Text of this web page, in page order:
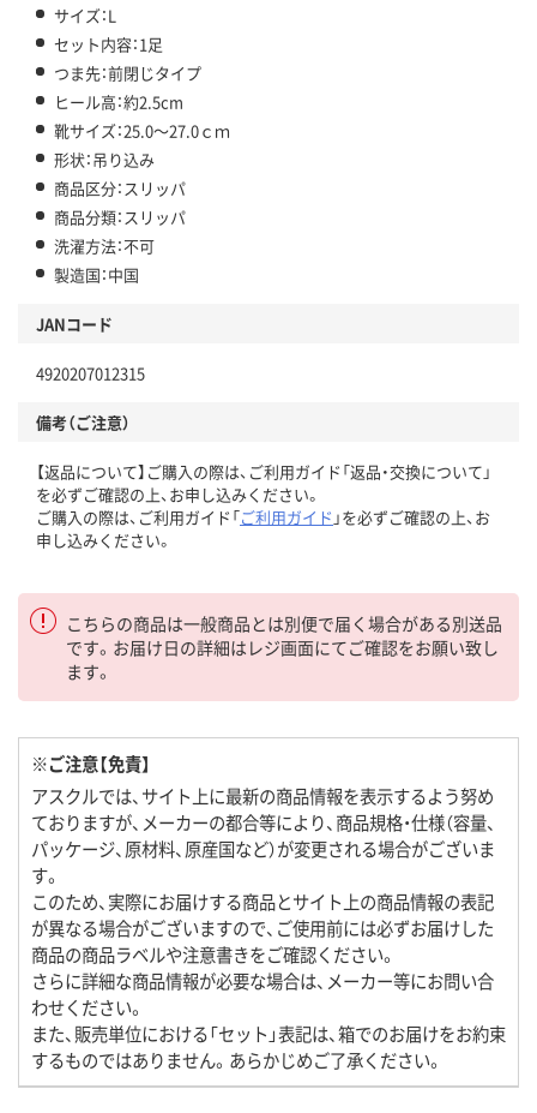
サイズ：L
セット内容：1足
つま先：前閉じタイプ
ヒール高：約2.5cm
靴サイズ：25.0～27.0ｃｍ
形状：吊り込み
商品区分：スリッパ
商品分類：スリッパ
洗濯方法：不可
製造国：中国
JANコード
4920207012315
備考（ご注意）
【返品について】ご購入の際は、ご利用ガイド「返品・交換について」
を必ずご確認の上、お申し込みください。
ご購入の際は、ご利用ガイド「ご利用ガイド 」を必ずご確認の上、お
申し込みください。
こちらの商品は一般商品とは別便で届く場合がある別送品
です。お届け日の詳細はレジ画面にてご確認をお願い致し
ます。
※ご注意【免責】
アスクルでは、サイト上に最新の商品情報を表示するよう努め
ておりますが、メーカーの都合等により、商品規格・仕様（容量、
パッケージ、原材料、原産国など）が変更される場合がございま
す。
このため、実際にお届けする商品とサイト上の商品情報の表記
が異なる場合がございますので、ご使用前には必ずお届けした
商品の商品ラベルや注意書きをご確認ください。
さらに詳細な商品情報が必要な場合は、メーカー等にお問い合
わせください。
また、販売単位における「セット」表記は、箱でのお届けをお約束
するものではありません。あらかじめご了承ください。